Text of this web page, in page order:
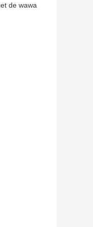
de wawa